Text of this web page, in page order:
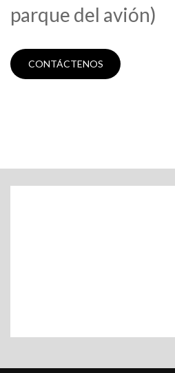
parque del avión)
CONTÁCTENOS